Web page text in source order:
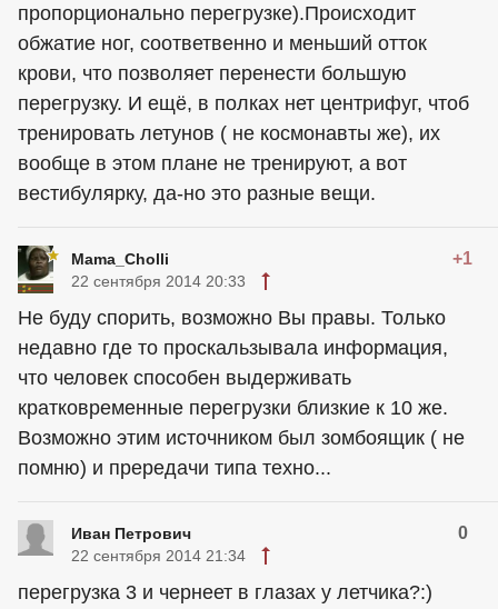
пропорционально перегрузке).Происходит
обжатие ног, соответвенно и меньший отток
крови, что позволяет перенести большую
перегрузку. И ещё, в полках нет центрифуг, чтоб
тренировать летунов ( не космонавты же), их
вообще в этом плане не тренируют, а вот
вестибулярку, да-но это разные вещи.
Mama_Cholli +1
22 сентября 2014 20:33
Не буду спорить, возможно Вы правы. Только
недавно где то проскальзывала информация,
что человек способен выдерживать
кратковременные перегрузки близкие к 10 же.
Возможно этим источником был зомбоящик ( не
помню) и прередачи типа техно...
Иван Петрович 0
22 сентября 2014 21:34
перегрузка 3 и чернеет в глазах у летчика?:)